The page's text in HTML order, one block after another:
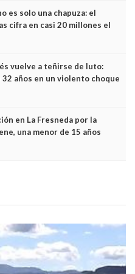
es solo una chapuza: el
cifra en casi 20 millones el
que no cabían por los
vuelve a teñirse de luto:
años en un violento choque
en La Fresneda por la
una menor de 15 años